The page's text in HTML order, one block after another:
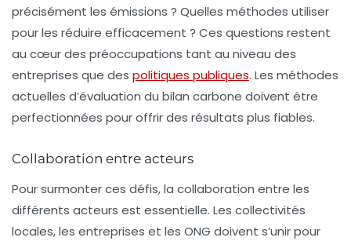
précisément les émissions ? Quelles méthodes utiliser
pour les réduire efficacement ? Ces questions restent
au cœur des préoccupations tant au niveau des
entreprises que des politiques publiques. Les méthodes
actuelles d’évaluation du bilan carbone doivent être
perfectionnées pour offrir des résultats plus fiables.
Collaboration entre acteurs
Pour surmonter ces défis, la collaboration entre les
différents acteurs est essentielle. Les collectivités
locales, les entreprises et les ONG doivent s’unir pour